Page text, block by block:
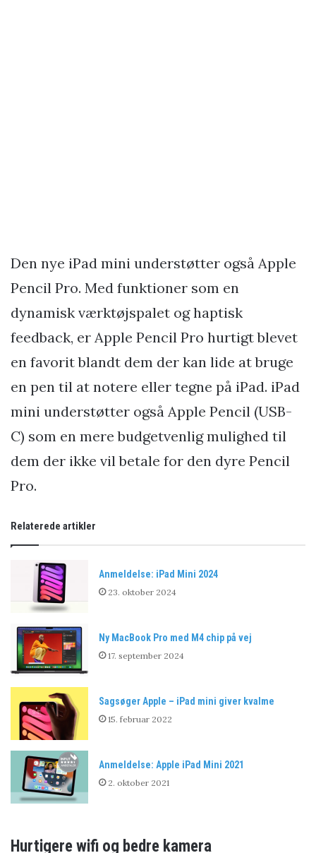
Den nye iPad mini understøtter også Apple
Pencil Pro. Med funktioner som en
dynamisk værktøjspalet og haptisk
feedback, er Apple Pencil Pro hurtigt blevet
en favorit blandt dem der kan lide at bruge
en pen til at notere eller tegne på iPad. iPad
mini understøtter også Apple Pencil (USB-
C) som en mere budgetvenlig mulighed til
dem der ikke vil betale for den dyre Pencil
Pro.
Relaterede artikler
Anmeldelse: iPad Mini 2024
23. oktober 2024
Ny MacBook Pro med M4 chip på vej
17. september 2024
Sagsøger Apple – iPad mini giver kvalme
15. februar 2022
Anmeldelse: Apple iPad Mini 2021
2. oktober 2021
Hurtigere wifi og bedre kamera